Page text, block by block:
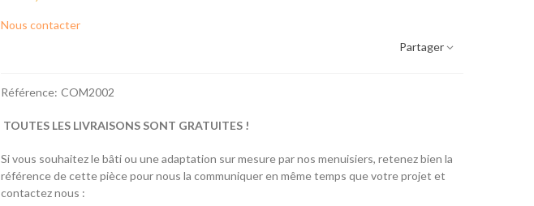
Nous contacter
Partager
Référence: COM2002
TOUTES LES LIVRAISONS SONT GRATUITES !
Si vous souhaitez le bâti ou une adaptation sur mesure par nos menuisiers, retenez bien la
référence de cette pièce pour nous la communiquer en même temps que votre projet et
contactez nous :